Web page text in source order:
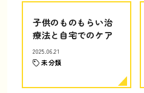
子供のものもらい治
療法と自宅でのケア
2025.06.21
未分類